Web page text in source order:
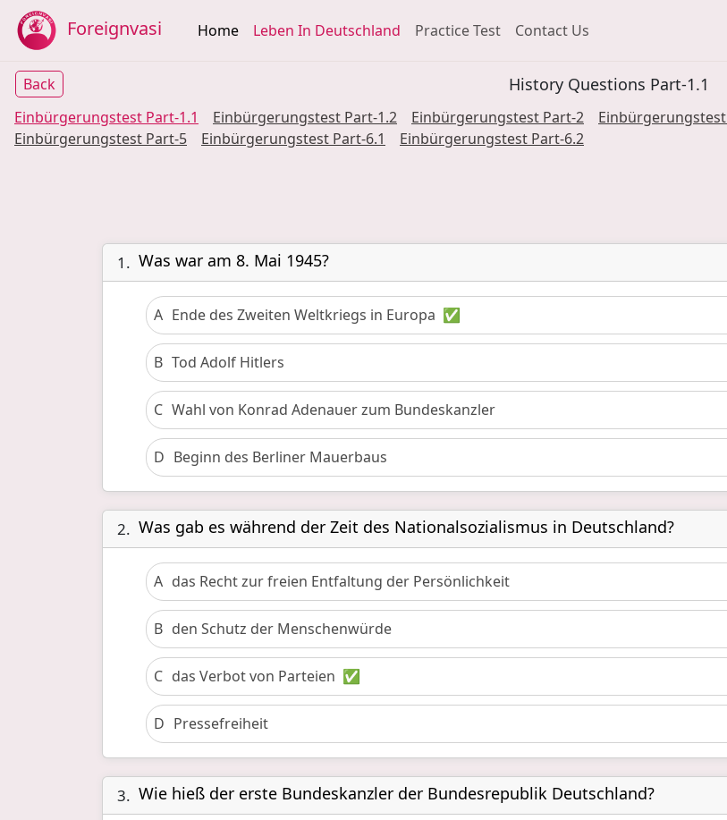
Foreignvasi Home Leben In Deutschland Practice Test Contact Us
Back History Questions Part-1.1
Einbürgerungstest Part-1.1 Einbürgerungstest Part-1.2 Einbürgerungstest Part-2 Einbürgerungstest
Einbürgerungstest Part-5 Einbürgerungstest Part-6.1 Einbürgerungstest Part-6.2
1. Was war am 8. Mai 1945?
A Ende des Zweiten Weltkriegs in Europa ✅
B Tod Adolf Hitlers
C Wahl von Konrad Adenauer zum Bundeskanzler
D Beginn des Berliner Mauerbaus
2. Was gab es während der Zeit des Nationalsozialismus in Deutschland?
A das Recht zur freien Entfaltung der Persönlichkeit
B den Schutz der Menschenwürde
C das Verbot von Parteien ✅
D Pressefreiheit
3. Wie hieß der erste Bundeskanzler der Bundesrepublik Deutschland?